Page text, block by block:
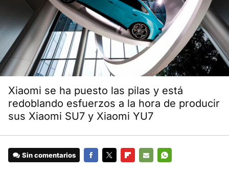
Xiaomi se ha puesto las pilas y está
redoblando esfuerzos a la hora de producir
sus Xiaomi SU7 y Xiaomi YU7
Sin comentarios